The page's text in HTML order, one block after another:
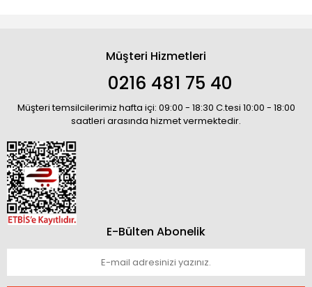
Müşteri Hizmetleri
0216 481 75 40
Müşteri temsilcilerimiz hafta içi: 09:00 - 18:30 C.tesi 10:00 - 18:00
saatleri arasında hizmet vermektedir.
E-Bülten Abonelik